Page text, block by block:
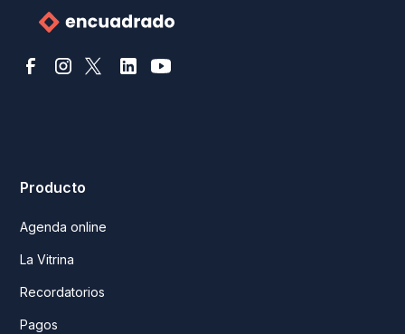
Producto
Agenda online
La Vitrina
Recordatorios
Pagos